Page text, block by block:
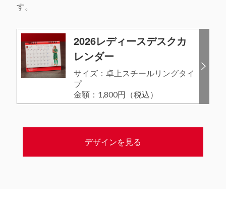
す。
2026レディースデスクカ
レンダー
サイズ：卓上スチールリングタイ
プ
金額：1,800円（税込）
デザインを見る